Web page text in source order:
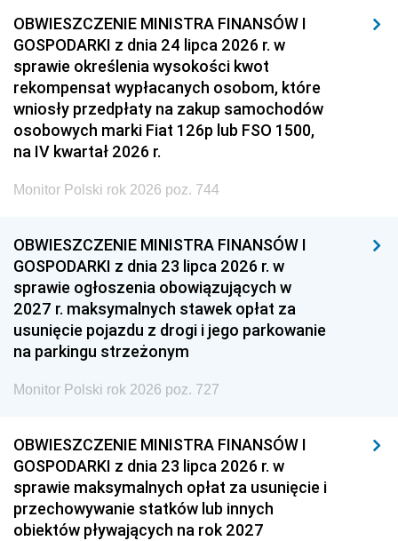
OBWIESZCZENIE MINISTRA FINANSÓW I
GOSPODARKI z dnia 24 lipca 2026 r. w
sprawie określenia wysokości kwot
rekompensat wypłacanych osobom, które
wniosły przedpłaty na zakup samochodów
osobowych marki Fiat 126p lub FSO 1500,
na IV kwartał 2026 r.
Monitor Polski rok 2026 poz. 744
OBWIESZCZENIE MINISTRA FINANSÓW I
GOSPODARKI z dnia 23 lipca 2026 r. w
sprawie ogłoszenia obowiązujących w
2027 r. maksymalnych stawek opłat za
usunięcie pojazdu z drogi i jego parkowanie
na parkingu strzeżonym
Monitor Polski rok 2026 poz. 727
OBWIESZCZENIE MINISTRA FINANSÓW I
GOSPODARKI z dnia 23 lipca 2026 r. w
sprawie maksymalnych opłat za usunięcie i
przechowywanie statków lub innych
obiektów pływających na rok 2027